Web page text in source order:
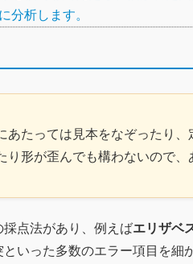
分析します。
あたっては見本をなぞったり
り形が歪んでも構わないので、
点法があり、例えばエリザベ
いった多数のエラー項目を細